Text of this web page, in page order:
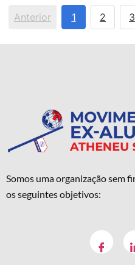
Anterior 1 2 3
Somos uma organização sem
os seguintes objetivos: